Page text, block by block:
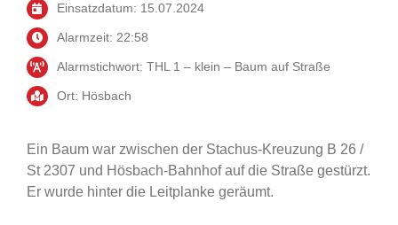
Einsatzdatum: 15.07.2024
Alarmzeit: 22:58
Alarmstichwort: THL 1 – klein – Baum auf Straße
Ort: Hösbach
Ein Baum war zwischen der Stachus-Kreuzung B 26 /
St 2307 und Hösbach-Bahnhof auf die Straße gestürzt.
Er wurde hinter die Leitplanke geräumt.